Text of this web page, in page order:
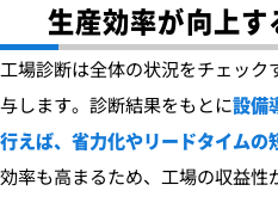
生産効率が向上す
工場診断は全体の状況をチェッ
与します。診断結果をもとに設備
行えば、省力化やリードタイムの
効率も高まるため、工場の収益性